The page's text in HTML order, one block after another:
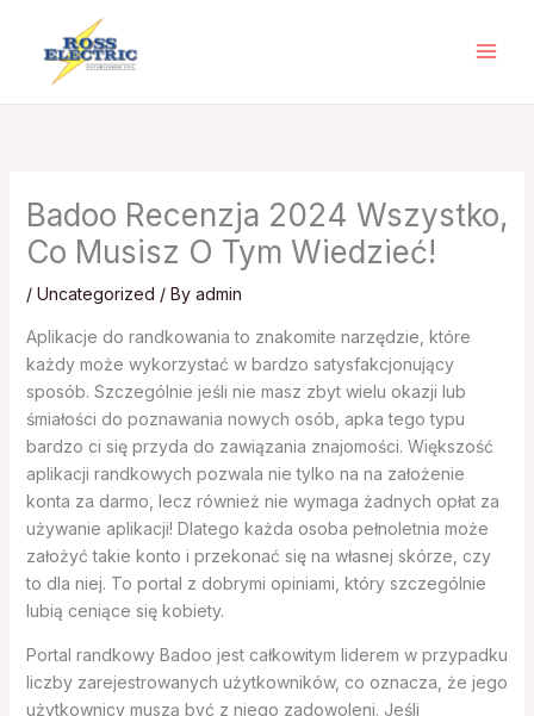
content
Badoo Recenzja 2024 Wszystko,
Co Musisz O Tym Wiedzieć!
/ Uncategorized / By admin
Aplikacje do randkowania to znakomite narzędzie, które
każdy może wykorzystać w bardzo satysfakcjonujący
sposób. Szczególnie jeśli nie masz zbyt wielu okazji lub
śmiałości do poznawania nowych osób, apka tego typu
bardzo ci się przyda do zawiązania znajomości. Większość
aplikacji randkowych pozwala nie tylko na na założenie
konta za darmo, lecz również nie wymaga żadnych opłat za
używanie aplikacji! Dlatego każda osoba pełnoletnia może
założyć takie konto i przekonać się na własnej skórze, czy
to dla niej. To portal z dobrymi opiniami, który szczególnie
lubią ceniące się kobiety.
Portal randkowy Badoo jest całkowitym liderem w przypadku
liczby zarejestrowanych użytkowników, co oznacza, że jego
użytkownicy muszą być z niego zadowoleni. Jeśli